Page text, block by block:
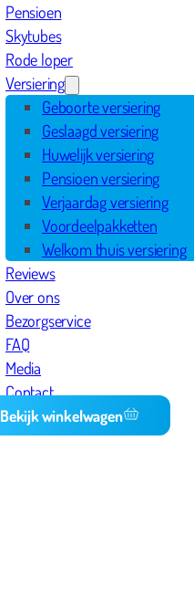
Pensioen
Skytubes
Rode loper
Versiering
Geboorte versiering
Geslaagd versiering
Huwelijk versiering
Pensioen versiering
Verjaardag versiering
Voordeelpakketten
Welkom thuis versiering
Reviews
Over ons
Bezorgservice
FAQ
Media
Contact
Bekijk winkelwagen